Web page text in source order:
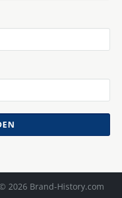
2026 Brand-History.com